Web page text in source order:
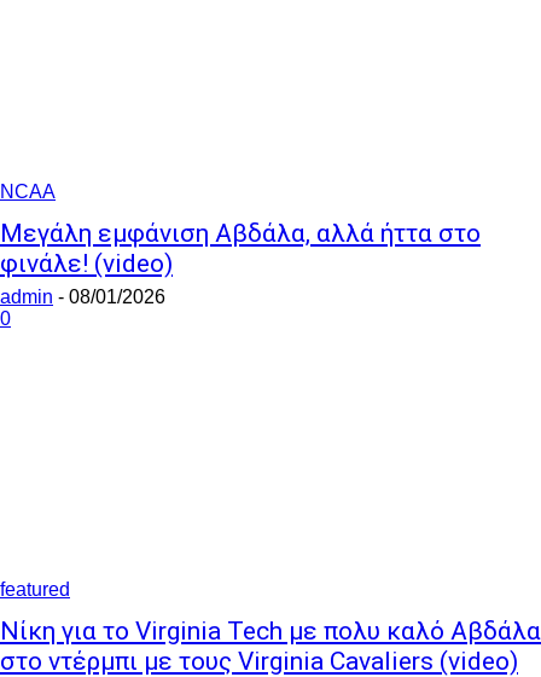
NCAA
Μεγάλη εμφάνιση Αβδάλα, αλλά ήττα στο
φινάλε! (video)
admin - 08/01/2026
0
featured
Νίκη για το Virginia Tech με πολυ καλό Αβδάλα
στο ντέρμπι με τους Virginia Cavaliers (video)